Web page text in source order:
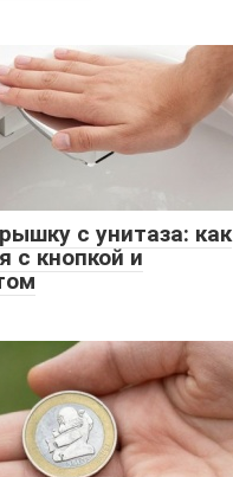
с унитаза: как
с кнопкой и